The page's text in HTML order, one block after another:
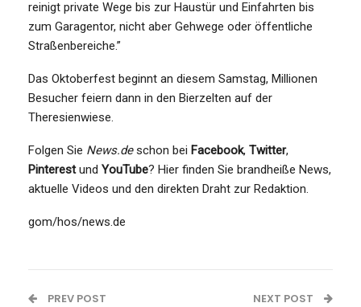
reinigt private Wege bis zur Haustür und Einfahrten bis
zum Garagentor, nicht aber Gehwege oder öffentliche
Straßenbereiche.”
Das Oktoberfest beginnt an diesem Samstag, Millionen
Besucher feiern dann in den Bierzelten auf der
Theresienwiese.
Folgen Sie News.deschon bei Facebook, Twitter,
Pinterestund YouTube? Hier finden Sie brandheiße News,
aktuelle Videos und den direkten Draht zur Redaktion.
gom/hos/news.de
PREV POST NEXT POST